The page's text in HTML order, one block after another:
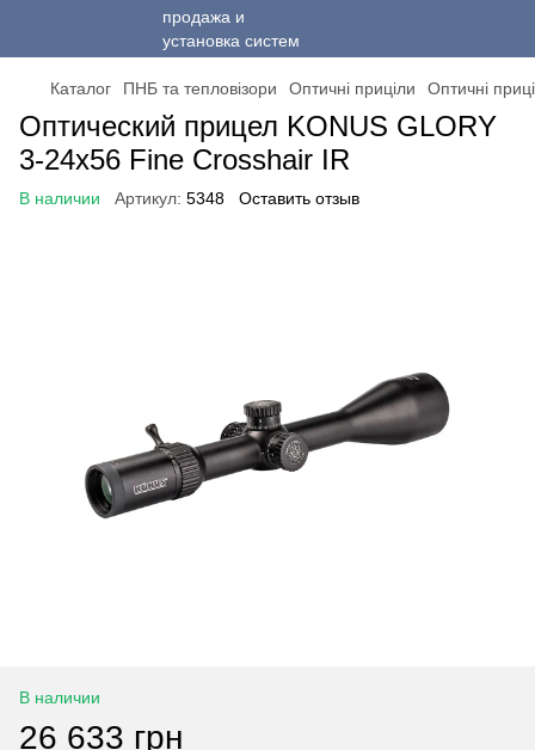
Каталог ПНБ та тепловізори Оптичні приціли Оптичні
Оптический прицел KONUS GLORY
3-24x56 Fine Crosshair IR
В наличии Артикул: 5348 Оставить отзыв
В наличии
26 633 грн